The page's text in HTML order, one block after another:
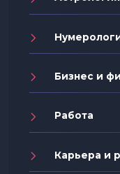
Бизнес и
Работа
Карьера и